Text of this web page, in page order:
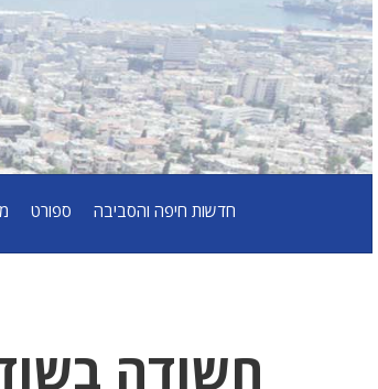
חדשות חיפה והסביבה ספורט
חשודה